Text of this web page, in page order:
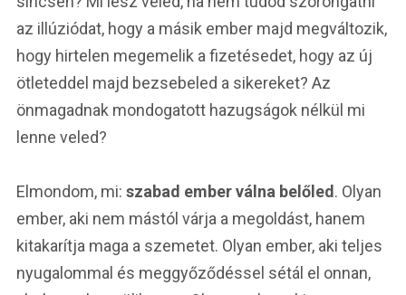
az illúziódat, hogy a másik ember majd megváltozik,
hogy hirtelen megemelik a fizetésedet, hogy az új
ötleteddel majd bezsebeled a sikereket? Az
önmagadnak mondogatott hazugságok nélkül mi
lenne veled?
Elmondom, mi: szabad ember válna belőled . Olyan
ember, aki nem mástól várja a megoldást, hanem
kitakarítja maga a szemetet. Olyan ember, aki teljes
nyugalommal és meggyőződéssel sétál el onnan,